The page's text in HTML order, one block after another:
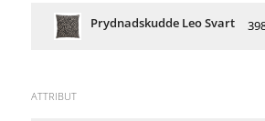
Prydnadskudde Leo Svart
ATTRIBUT